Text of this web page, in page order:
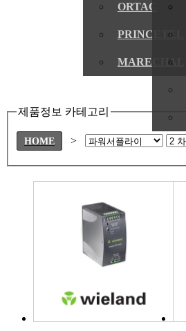
ORTAC
PRINCETEL
MARECHAL
제품정보 카테고리
HOME >